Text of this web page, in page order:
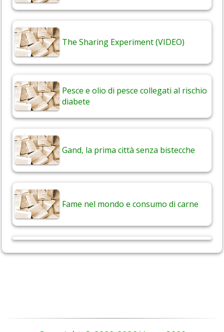
The Sharing Experiment (VIDEO)
Pesce e olio di pesce collegati al rischio
diabete
Gand, la prima città senza bistecche
Fame nel mondo e consumo di carne